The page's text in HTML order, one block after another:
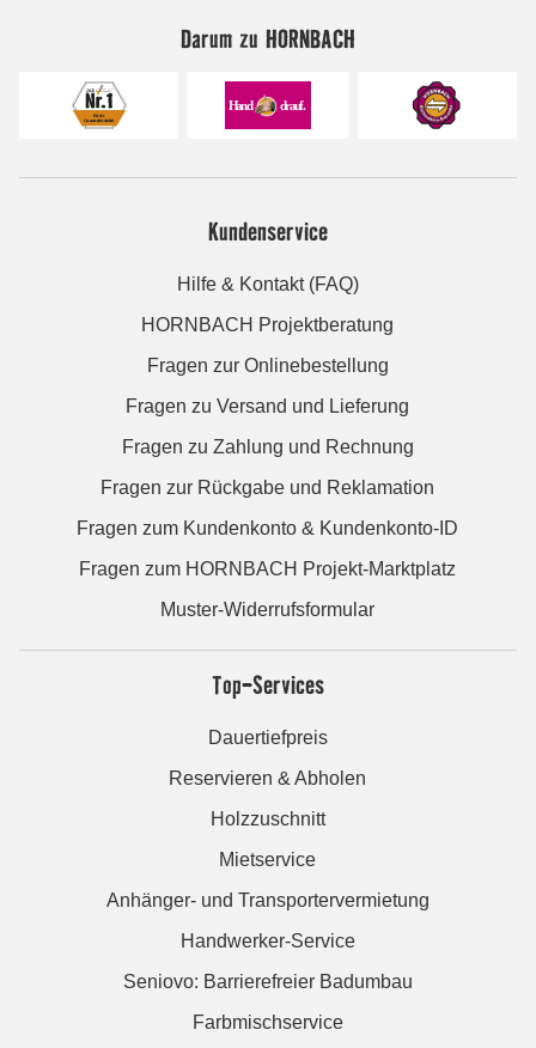
Darum zu HORNBACH
Kundenservice
Hilfe & Kontakt (FAQ)
HORNBACH Projektberatung
Fragen zur Onlinebestellung
Fragen zu Versand und Lieferung
Fragen zu Zahlung und Rechnung
Fragen zur Rückgabe und Reklamation
Fragen zum Kundenkonto & Kundenkonto-ID
Fragen zum HORNBACH Projekt-Marktplatz
Muster-Widerrufsformular
Top-Services
Dauertiefpreis
Reservieren & Abholen
Holzzuschnitt
Mietservice
Anhänger- und Transportervermietung
Handwerker-Service
Seniovo: Barrierefreier Badumbau
Farbmischservice